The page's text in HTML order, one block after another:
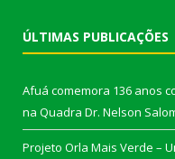
ÚLTIMAS PUBLICAÇÕES
Afuá comemora 136 anos
na Quadra Dr. Nelson
Projeto Orla Mais Verde –